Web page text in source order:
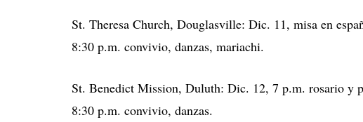
St. Theresa Church, Douglasville: Dic. 11, misa en
8:30 p.m. convivio, danzas, mariachi.
St. Benedict Mission, Duluth: Dic. 12, 7 p.m. rosario y
8:30 p.m. convivio, danzas.